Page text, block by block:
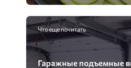
Что еще почитать
Гаражные подъемные